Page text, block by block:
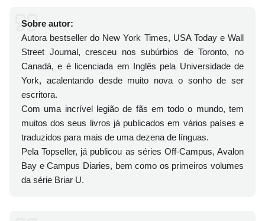
Sobre autor:
Autora bestseller do New York Times, USA Today e Wall
Street Journal, cresceu nos subúrbios de Toronto, no
Canadá, e é licenciada em Inglês pela Universidade de
York, acalentando desde muito nova o sonho de ser
escritora.
Com uma incrível legião de fãs em todo o mundo, tem
muitos dos seus livros já publicados em vários países e
traduzidos para mais de uma dezena de línguas.
Pela Topseller, já publicou as séries Off-Campus, Avalon
Bay e Campus Diaries, bem como os primeiros volumes
da série Briar U.